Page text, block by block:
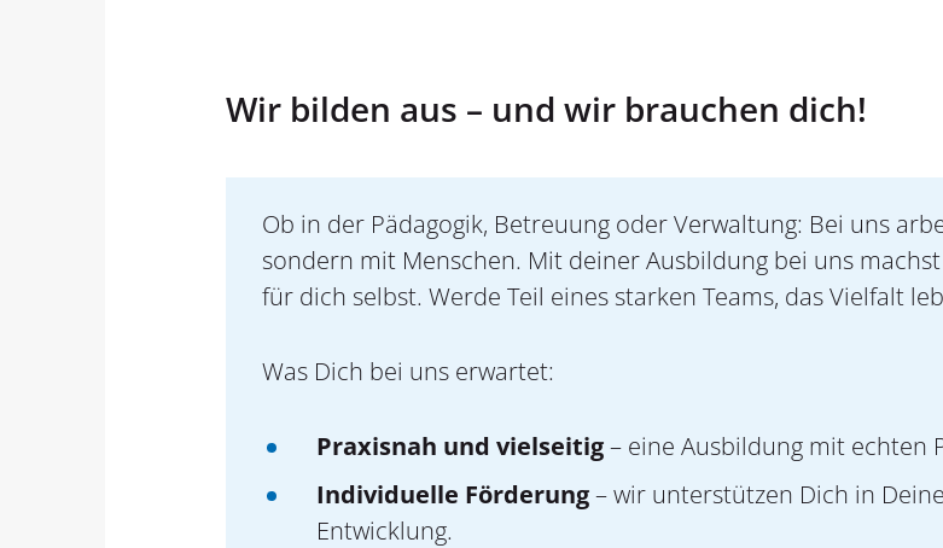
Wir bilden aus – und wir brauchen dich!
Ob in der Pädagogik, Betreuung oder Verwaltung: Bei uns
sondern mit Menschen. Mit deiner Ausbildung bei uns
für dich selbst. Werde Teil eines starken Teams, das Vielfalt
Was Dich bei uns erwartet:
Praxisnah und vielseitig– eine Ausbildung mit echten
Individuelle Förderung– wir unterstützen Dich in
Entwicklung.